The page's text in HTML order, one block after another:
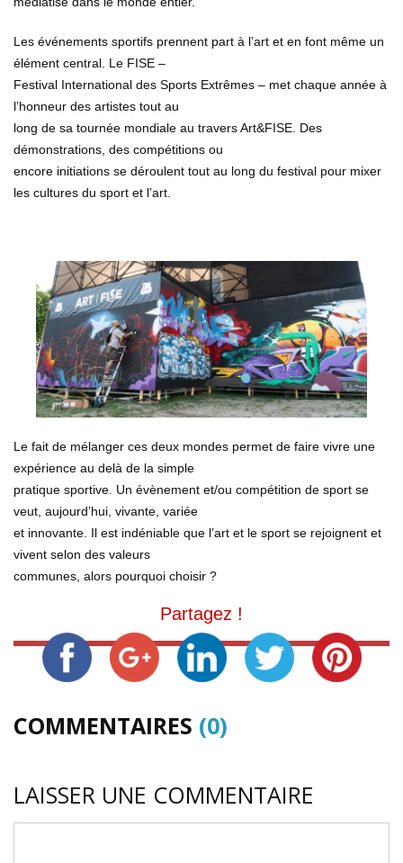
Les événements sportifs prennent part à l’art et en font même un
élément central. Le FISE –
Festival International des Sports Extrêmes – met chaque année à
l’honneur des artistes tout au
long de sa tournée mondiale au travers Art&FISE. Des
démonstrations, des compétitions ou
encore initiations se déroulent tout au long du festival pour mixer
les cultures du sport et l’art.
Le fait de mélanger ces deux mondes permet de faire vivre une
expérience au delà de la simple
pratique sportive. Un évènement et/ou compétition de sport se
veut, aujourd’hui, vivante, variée
et innovante. Il est indéniable que l’art et le sport se rejoignent et
vivent selon des valeurs
communes, alors pourquoi choisir ?
Partagez !
COMMENTAIRES (0)
LAISSER UNE COMMENTAIRE